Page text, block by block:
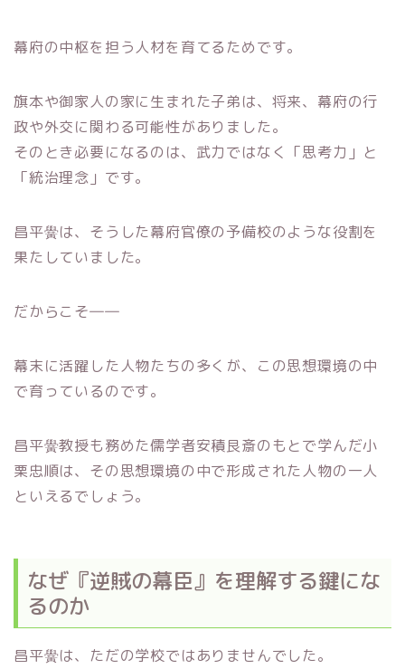
幕府の中枢を担う人材を育てるためです。
旗本や御家人の家に生まれた子弟は、将来、幕府の行
政や外交に関わる可能性がありました。
そのとき必要になるのは、武力ではなく「思考力」と
「統治理念」です。
昌平黌は、そうした幕府官僚の予備校のような役割を
果たしていました。
だからこそ――
幕末に活躍した人物たちの多くが、この思想環境の中
で育っているのです。
昌平黌教授も務めた儒学者安積艮斎のもとで学んだ小
栗忠順は、その思想環境の中で形成された人物の一人
といえるでしょう。
なぜ『逆賊の幕臣』を理解する鍵にな
るのか
昌平黌は、ただの学校ではありませんでした。